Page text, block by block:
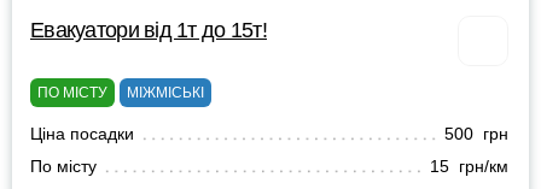
Евакуатори від 1т до 15т!
ПО МІСТУ МІЖМІСЬКІ
Ціна посадки
500 грн
По місту
15 грн/км